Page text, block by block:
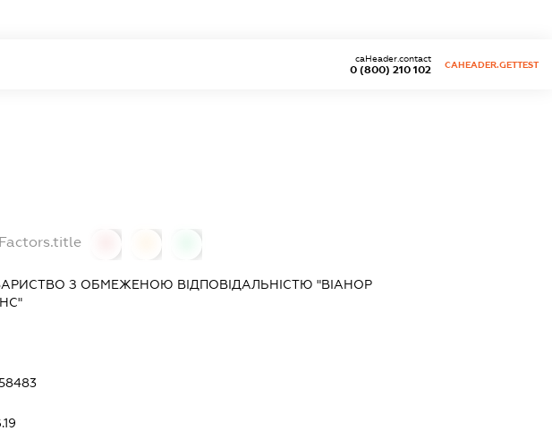
0 (800) 210 102
caHeader.contact
CAHEADER.GETTEST
З ОБМЕЖЕНОЮ ВІДПОВІДАЛЬНІСТЮ "ВІАНОР